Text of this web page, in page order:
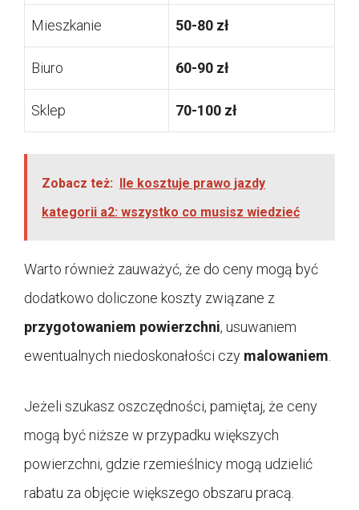
Mieszkanie 50-80 zł
Biuro 60-90 zł
Sklep 70-100 zł
Zobacz też: Ile kosztuje prawo jazdy
kategorii a2: wszystko co musisz wiedzieć
Warto również zauważyć, że do ceny mogą być
dodatkowo doliczone koszty związane z
przygotowaniem powierzchni, usuwaniem
ewentualnych niedoskonałości czy malowaniem
Jeżeli szukasz oszczędności, pamiętaj, że ceny
mogą być niższe w przypadku większych
powierzchni, gdzie rzemieślnicy mogą udzielić
rabatu za objęcie większego obszaru pracą.